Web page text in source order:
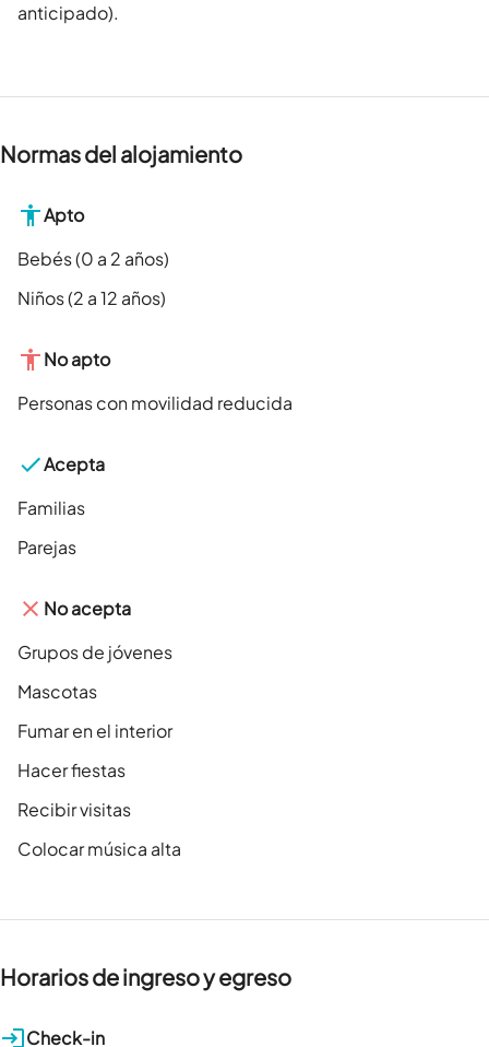
anticipado).
Normas del alojamiento
Apto
Bebés (0 a 2 años)
Niños (2 a 12 años)
No apto
Personas con movilidad reducida
Acepta
Familias
Parejas
No acepta
Grupos de jóvenes
Mascotas
Fumar en el interior
Hacer fiestas
Recibir visitas
Colocar música alta
Horarios de ingreso y egreso
Check-in